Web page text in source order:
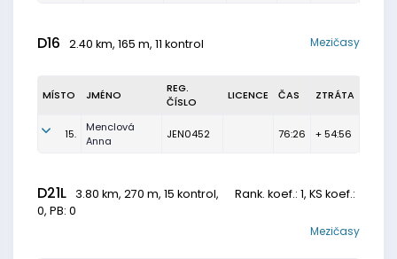
D16 2.40 km, 165 m, 11 kontrol Mezičasy
MÍSTO JMÉNO
REG.
ČÍSLO
LICENCE ČAS ZTRÁTA
15.
Menclová
Anna
JEN0452 76:26 + 54:56
D21L 3.80 km, 270 m, 15 kontrol, Rank. koef.: 1, KS koef.:
0, PB: 0
Mezičasy